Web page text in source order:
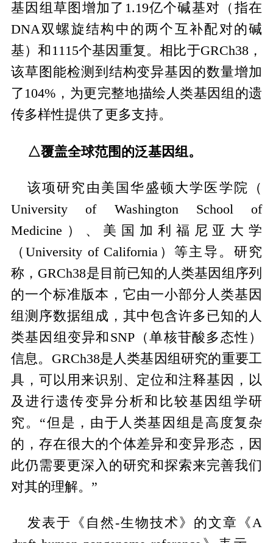
基因组草图增加了1.19亿个碱基对（指在
DNA双螺旋结构中的两个互补配对的碱
基）和1115个基因重复。相比于GRCh38，
该草图能检测到结构变异基因的数量增加
了104%，为更完整地描绘人类基因组的遗
传多样性提供了更多支持。
△覆盖全球范围的泛基因组。
该项研究由美国华盛顿大学医学院（
University of Washington School of
Medicine）、美国加利福尼亚大学
（University of California）等主导。研究
称，GRCh38是目前已知的人类基因组序列
的一个标准版本，它由一小部分人类基因
组测序数据组成，其中包含许多已知的人
类基因组变异和SNP（单核苷酸多态性）
信息。GRCh38是人类基因组研究的重要工
具，可以用来识别、定位和注释基因，以
及进行遗传变异分析和比较基因组学研
究。“但是，由于人类基因组是高度复杂
的，存在很大的个体差异和变异形态，因
此仍需要更深入的研究和探索来完善我们
对其的理解。”
发表于《自然-生物技术》的文章《A